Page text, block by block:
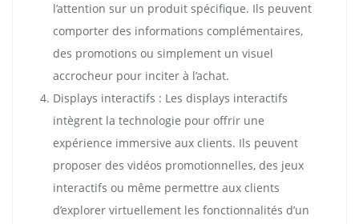
l’attention sur un produit spécifique. Ils peuvent
comporter des informations complémentaires,
des promotions ou simplement un visuel
accrocheur pour inciter à l’achat.
Displays interactifs : Les displays interactifs
intègrent la technologie pour offrir une
expérience immersive aux clients. Ils peuvent
proposer des vidéos promotionnelles, des jeux
interactifs ou même permettre aux clients
d’explorer virtuellement les fonctionnalités d’un